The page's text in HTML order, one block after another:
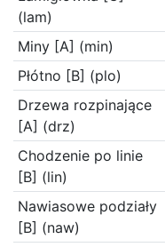
(lam)
Miny [A] (min)
Płótno [B] (plo)
Drzewa rozpinające
[A] (drz)
Chodzenie po linie
[B] (lin)
Nawiasowe podziały
[B] (naw)